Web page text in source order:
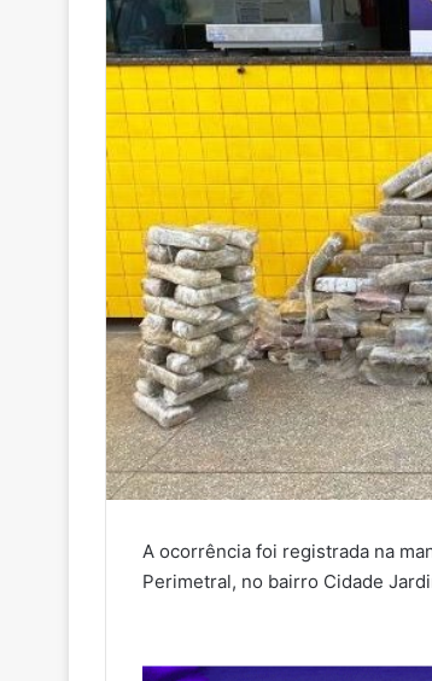
A ocorrência foi registrada na
Perimetral, no bairro Cidade